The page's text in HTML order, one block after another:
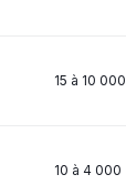
15 à 10 000
10 à 4 000